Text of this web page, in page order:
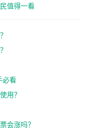
值得一看
必看
用？
会涨吗？